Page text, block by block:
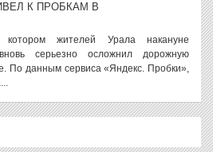
К ПРОБКАМ В
жителей Урала накануне
серьезно осложнил дорожную
По данным сервиса «Яндекс. Пробки»,